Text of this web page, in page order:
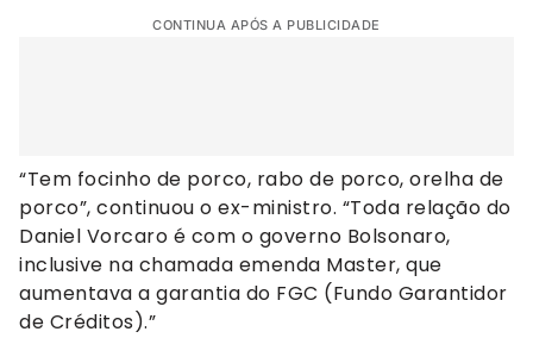
CONTINUA APÓS A PUBLICIDADE
“Tem focinho de porco, rabo de porco, orelha de
porco”, continuou o ex-ministro. “Toda relação do
Daniel Vorcaro é com o governo Bolsonaro,
inclusive na chamada emenda Master, que
aumentava a garantia do FGC (Fundo Garantidor
de Créditos).”